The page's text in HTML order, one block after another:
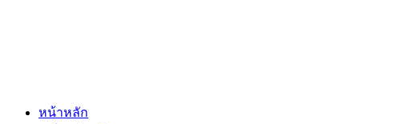
หน้าหลัก